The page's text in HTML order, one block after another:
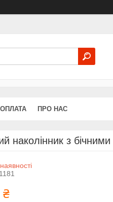
ПРО НАС
наколінник з
₴